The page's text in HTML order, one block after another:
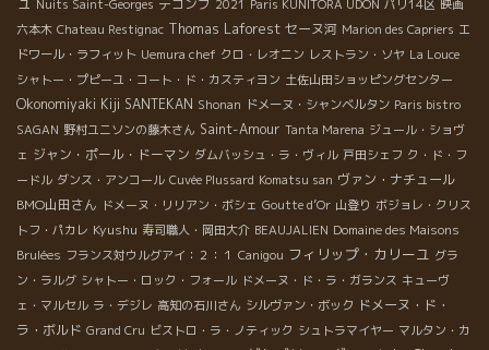
Nuits Saint-Georges 2021 Paris KUNITORA UDON パリ14区 映画
六本木 Chateau Restignac Thomas Laforest セーヌ河 Marion des Capriers エ
ドワール・ラフィット Uemura chef クロ・レオニン レストラン・ソヤ La Louce
シャトー・プピーユ・コート・ド・カスティヨン 土佐山田ショッピングセンター
Okonomiyaki Kiji SANTEKAN Shonan ドメーヌ・シャンベルタン Paris bistro
SAGAN 野村ユニソンの藤木さん Saint-Amour Tanta Marena ジュール・ショヴ
ェ ジャン・ポール・ドーマン ダムバッシュ・ラ・ヴィル 戸田シェフ ク・ド・フ
ードル ダンス・アンコール Cuvée Plussard Komatsu san ヴァン・ナチュール
BMO山田さん ドメーヌ・リリアン・ボシェ Goutte d’Or 山登り ボジョレ・クリス
トフ・パカレ Kyushu 寿司職人・岡田大介 BEAUJALIEN Domaine des Maisons
Brulées フランス対ウルグアイ：２：１ Canigou フィリップ・カリーユ グラ
ン・ラルグ シャトー・ロック・フォール ドメーヌ・ド・ラ・ガランス キューヴ
ェ・マルセル ラ・デジレ 高知の石川さん シルヴァン・ボック ドメーヌ・ド・
ラ・ボルド Grand Cru ビストロ・ラ・ノティック シュトラマイヤー マルタン・カ